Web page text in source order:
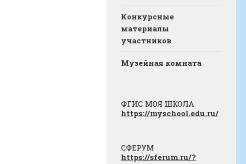
Конкурсные
материалы
участников
Музейная комната
ФГИС МОЯ ШКОЛА
https://myschool.edu.ru/
СФЕРУМ
https://sferum.ru/?